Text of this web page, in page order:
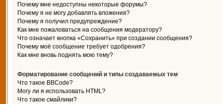
Почему мне недоступны некоторые форумы?
Почему я не могу добавлять вложения?
Почему я получил предупреждение?
Как мне пожаловаться на сообщения модератору?
Что означает кнопка «Сохранить» при создании сообщения?
Почему моё сообщение требует одобрения?
Как мне вновь поднять мою тему?
Форматирование сообщений и типы создаваемых тем
Что такое BBCode?
Могу ли я использовать HTML?
Что такое смайлики?